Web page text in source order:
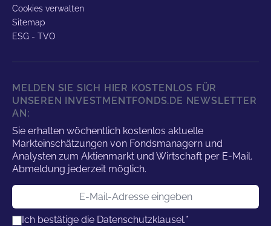
Cookies verwalten
Sitemap
ESG - TVO
MELDEN SIE SICH HIER KOSTENLOS FÜR
UNSEREN INVESTMENTFONDS.DE NEWSLETTER
AN:
Sie erhalten wöchentlich kostenlos aktuelle
Markteinschätzungen von Fondsmanagern und
Analysten zum Aktienmarkt und Wirtschaft per E-Mail.
Abmeldung jederzeit möglich.
E-Mail-Adresse
Ich bestätige die Datenschutzklausel.*